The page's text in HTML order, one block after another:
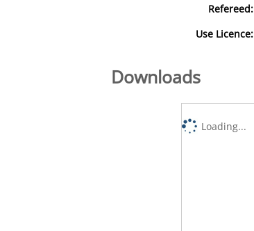
Refereed:
Use Licence:
Downloads
Loading...